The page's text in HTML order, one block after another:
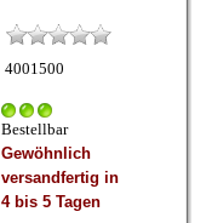
4001500
Bestellbar
Gewöhnlich
versandfertig in
4 bis 5 Tagen